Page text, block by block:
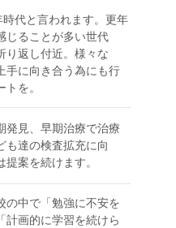
時代と言われます。更年
じることが多い世代
り返し付近。様々な
手に向き合う為にも行
を。
発見、早期治療で治療
も達の検査拡充に向
提案を続けます。
の中で「勉強に不安を
計画的に学習を続けら